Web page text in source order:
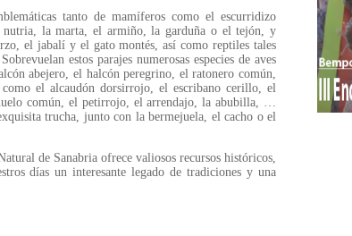
tanto de mamíferos como el escurridizo
nutria, la marta, el armiño, la garduña o el tejón, y
el jabalí y el gato montés, así como reptiles tales
estos parajes numerosas especies de aves
abejero, el halcón peregrino, el ratonero común,
el alcaudón dorsirrojo, el escribano cerillo, el
común, el petirrojo, el arrendajo, la abubilla, …
trucha, junto con la bermejuela, el cacho o el
de Sanabria ofrece valiosos recursos históricos,
días un interesante legado de tradiciones y una